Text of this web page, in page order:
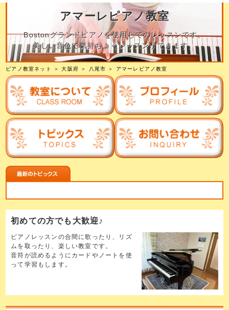
アマーレピアノ教室
Bostonグランドピアノを使用してのレッスンです。
美しい音色で気持ちよくレッスンができます。
ピアノ教室ネット ＞大阪府 ＞ 八尾市 ＞ アマーレピアノ教室
初めての方でも大歓迎♪
ピアノレッスンの合間に歌ったり、リズ
ムを取ったり、楽しい教室です。
音符が読めるようにカードやノートを使
って学習もします。